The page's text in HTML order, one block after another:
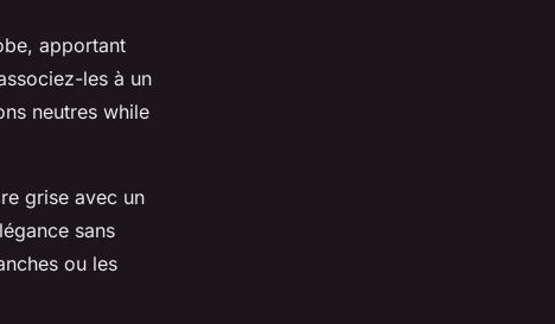
apportant
les à un
neutres while
grise avec un
sans
ou les